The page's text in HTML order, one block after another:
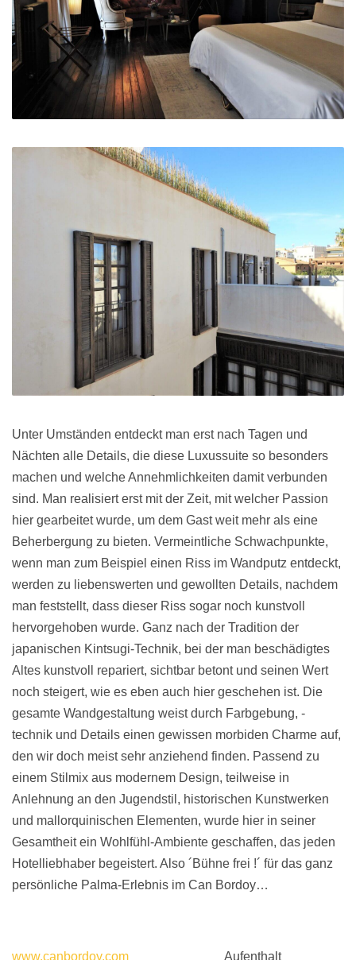
Unter Umständen entdeckt man erst nach Tagen und
Nächten alle Details, die diese Luxussuite so besonders
machen und welche Annehmlichkeiten damit verbunden
sind. Man realisiert erst mit der Zeit, mit welcher Passion
hier gearbeitet wurde, um dem Gast weit mehr als eine
Beherbergung zu bieten. Vermeintliche Schwachpunkte,
wenn man zum Beispiel einen Riss im Wandputz entdeckt,
werden zu liebenswerten und gewollten Details, nachdem
man feststellt, dass dieser Riss sogar noch kunstvoll
hervorgehoben wurde. Ganz nach der Tradition der
japanischen Kintsugi-Technik, bei der man beschädigtes
Altes kunstvoll repariert, sichtbar betont und seinen Wert
noch steigert, wie es eben auch hier geschehen ist. Die
gesamte Wandgestaltung weist durch Farbgebung, -
technik und Details einen gewissen morbiden Charme auf,
den wir doch meist sehr anziehend finden. Passend zu
einem Stilmix aus modernem Design, teilweise in
Anlehnung an den Jugendstil, historischen Kunstwerken
und mallorquinischen Elementen, wurde hier in seiner
Gesamtheit ein Wohlfühl-Ambiente geschaffen, das jeden
Hotelliebhaber begeistert. Also ´Bühne frei !´ für das ganz
persönliche Palma-Erlebnis im Can Bordoy…
www.canbordoy.com Aufenthalt